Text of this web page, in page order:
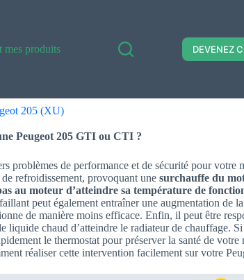
mes produits DEVENEZ
205 (XU)
Peugeot 205 GTI ou CTI ?
problèmes de performance et de sécurité pour votre
refroidissement, provoquant unesurchauffe du
au moteur d’atteindre sa température de
peut également entraîner une augmentation de
de manière moins efficace. Enfin, il peut être
liquide chaud d’atteindre le radiateur de chauffage.
le thermostat pour préserver la santé de votre
réaliser cette intervention facilement sur votre